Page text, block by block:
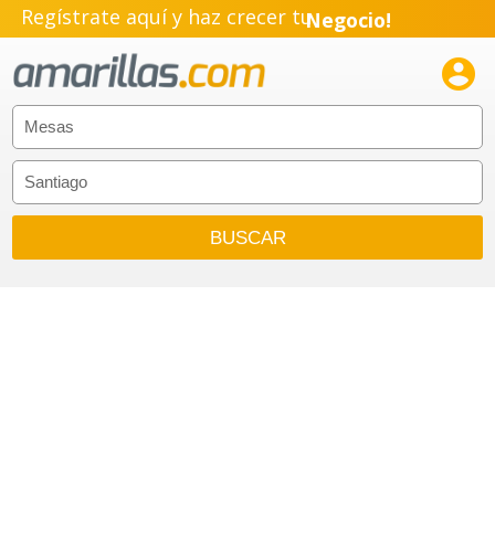
Regístrate aquí y haz crecer tuNegocio!
Emprendimiento!
